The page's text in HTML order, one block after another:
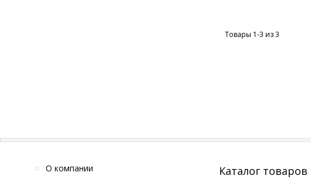
Товары 1-3 из3
О компании
Каталог товаров